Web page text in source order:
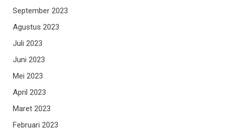
September 2023
Agustus 2023
Juli 2023
Juni 2023
Mei 2023
April 2023
Maret 2023
Februari 2023